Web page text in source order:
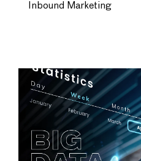
Inbound Marketing